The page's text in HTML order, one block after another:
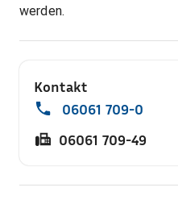
werden.
Kontakt
06061 709-0
06061 709-49